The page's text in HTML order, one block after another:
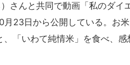
さんと共同で動画「私のダイ
月23日から公開している。お
「いわて純情米」を食べ、感